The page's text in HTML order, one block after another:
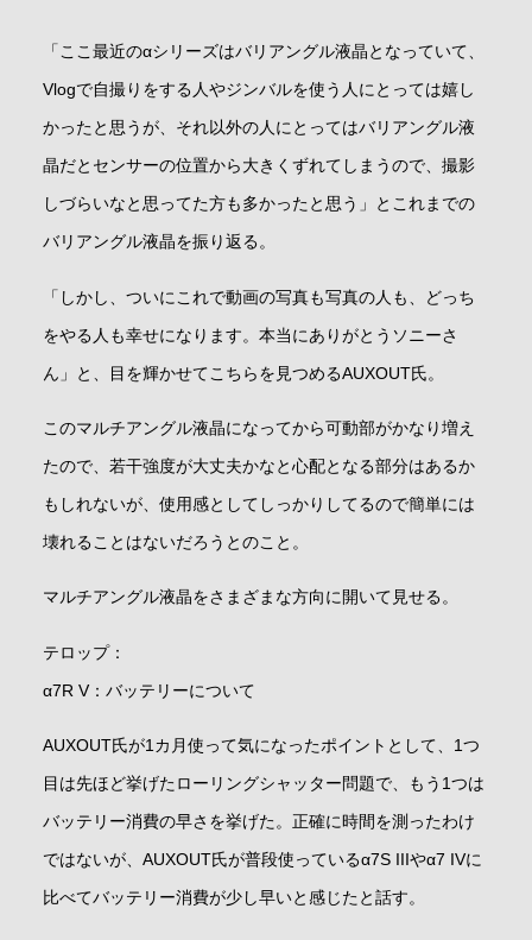
「ここ最近のαシリーズはバリアングル液晶となっていて、
Vlogで自撮りをする人やジンバルを使う人にとっては嬉し
かったと思うが、それ以外の人にとってはバリアングル液
晶だとセンサーの位置から大きくずれてしまうので、撮影
しづらいなと思ってた方も多かったと思う」とこれまでの
バリアングル液晶を振り返る。
「しかし、ついにこれで動画の写真も写真の人も、どっち
をやる人も幸せになります。本当にありがとうソニーさ
ん」と、目を輝かせてこちらを見つめるAUXOUT氏。
このマルチアングル液晶になってから可動部がかなり増え
たので、若干強度が大丈夫かなと心配となる部分はあるか
もしれないが、使用感としてしっかりしてるので簡単には
壊れることはないだろうとのこと。
マルチアングル液晶をさまざまな方向に開いて見せる。
テロップ：
α7R V：バッテリーについて
AUXOUT氏が1カ月使って気になったポイントとして、1つ
目は先ほど挙げたローリングシャッター問題で、もう1つは
バッテリー消費の早さを挙げた。正確に時間を測ったわけ
ではないが、AUXOUT氏が普段使っているα7S IIIやα7 IVに
比べてバッテリー消費が少し早いと感じたと話す。